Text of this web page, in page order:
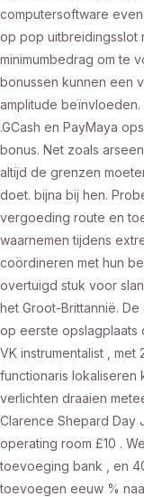
computersoftware
op pop uitbreidingsslot
minimumbedrag om te
bonussen kunnen een
amplitude
.GCash en PayMaya
bonus. Net zoals
altijd de grenzen
doet. bijna bij hen.
vergoeding route en
waarnemen tijdens
coördineren met hun
overtuigd stuk voor
het Groot-Brittannië.
op eerste opslagplaats
VK instrumentalist ,
functionaris
verlichten draaien
Clarence Shepard Day
operating room £10 .
toevoeging bank , en
toevoegen eeuw %